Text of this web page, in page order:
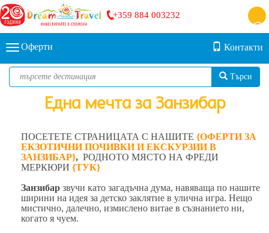
+359 884 003232
Оферти Контакти
Търси
Една мечта за Занзибар
ПОСЕТЕТЕ СТРАНИЦАТА С НАШИТЕ {ОФЕРТИ ЗА
ЕКЗОТИЧНИ ПОЧИВКИ И ЕКСКУРЗИИ В
ЗАНЗИБАР}, РОДНОТО МЯСТО НА ФРЕДИ
МЕРКЮРИ {ТУК}
Занзибар звучи като загадъчна дума, навяваща по нашите
ширини на идея за детско заклятие в улична игра. Нещо
мистично, далечно, измислено витае в съзнанието ни,
когато я чуем.